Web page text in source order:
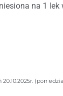
na 1 lek